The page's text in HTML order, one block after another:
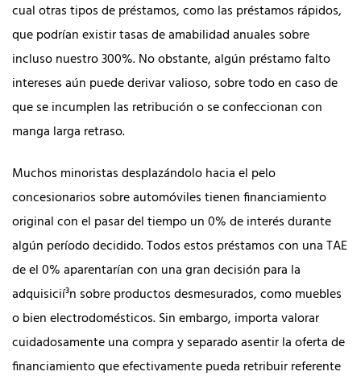
cual otras tipos de préstamos, como las préstamos rápidos,
que podrían existir tasas de amabilidad anuales sobre
incluso nuestro 300%. No obstante, algún préstamo falto
intereses aún puede derivar valioso, sobre todo en caso de
que se incumplen las retribución o se confeccionan con
manga larga retraso.
Muchos minoristas desplazándolo hacia el pelo
concesionarios sobre automóviles tienen financiamiento
original con el pasar del tiempo un 0% de interés durante
algún período decidido. Todos estos préstamos con una TAE
de el 0% aparentarían con una gran decisión para la
adquisicií³n sobre productos desmesurados, como muebles
o bien electrodomésticos. Sin embargo, importa valorar
cuidadosamente una compra y separado asentir la oferta de
financiamiento que efectivamente pueda retribuir referente